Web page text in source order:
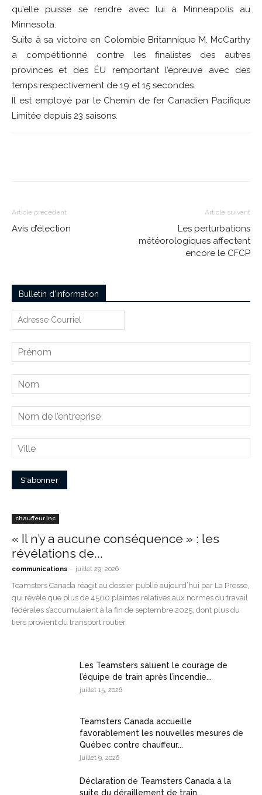
qu’elle puisse se rendre avec lui à Minneapolis au
Minnesota.
Suite à sa victoire en Colombie Britannique M. McCarthy
a compétitionné contre les finalistes des autres
provinces et des ÉU remportant l’épreuve avec des
temps respectivement de 19 et 15 secondes.
Il est employé par le Chemin de fer Canadien Pacifique
Limitée depuis 23 saisons.
Article précédent
Avis d’élection
Article suivant
Les perturbations
météorologiques affectent
encore le CFCP
Bulletin d’information
chauffeur inc
« Il n’y a aucune conséquence » : les
révélations de...
communications - juillet 29, 2026
Teamsters Canada réagit au dossier publié aujourd’hui par La Presse,
qui révèle que plus de 4500 plaintes relatives aux normes du travail
fédérales s’accumulaient à la fin de septembre 2025, dont plus du
tiers provient du transport routier.
Les Teamsters saluent le courage de
l’équipe de train après l’incendie...
juillet 15, 2026
Teamsters Canada accueille
favorablement les nouvelles mesures de
Québec contre chauffeur...
juillet 9, 2026
Déclaration de Teamsters Canada à la
suite du déraillement de train...